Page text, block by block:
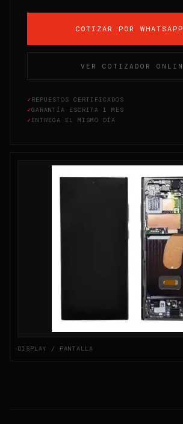
COTIZAR POR
VER COTIZADOR
✓ REPUESTOS CERTIFICADOS
✓GARANTÍA ESCRITA 1 MES
✓ ENTREGA EL MISMO DÍA
DISPLAY / PANTALLA